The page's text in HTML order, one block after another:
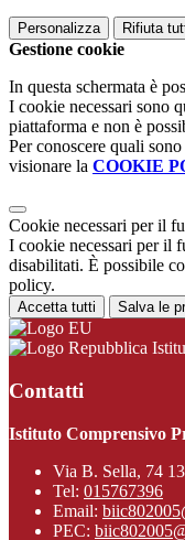
Personalizza Rifiuta
Gestione cookie
In questa schermata è
I cookie necessari sono
piattaforma e non è
Per conoscere quali
visionare la COOKIE
Cookie necessari per il
I cookie necessari per il
disabilitati. È possibile
policy.
Accetta tutti Salva le
Contatti
Istituto Comprensivo
Via B. Sella, 74
Tel: 015767396
Email:
PEC: